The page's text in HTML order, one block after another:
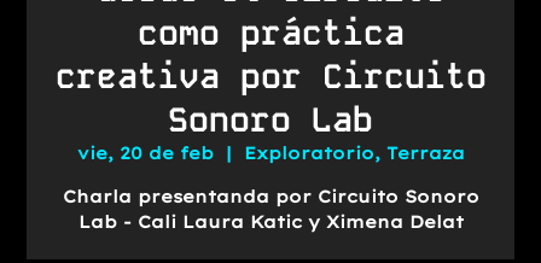
como práctica
creativa por Circuito
Sonoro Lab
vie, 20 de feb
  |
Exploratorio, Terraza
Charla presentanda por Circuito Sonoro
Lab - Cali Laura Katic y Ximena Delat